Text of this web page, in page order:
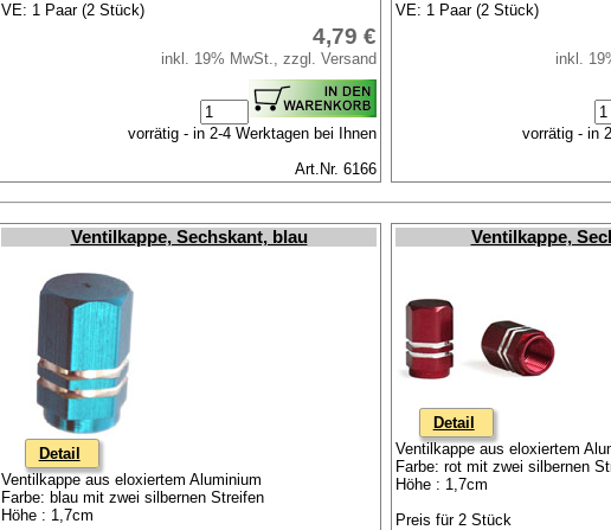
VE: 1 Paar (2 Stück)
4,79 €
inkl. 19% MwSt., zzgl. Versand
vorrätig - in 2-4 Werktagen bei Ihnen
Art.Nr. 6166
VE: 1 Paar (2 Stück)
inkl.
vorrätig - in
Ventilkappe, Sechskant, blau
Detail
Ventilkappe aus eloxiertem Aluminium
Farbe: blau mit zwei silbernen Streifen
Höhe : 1,7cm
Ventilkappe,
Detail
Ventilkappe aus eloxiertem
Farbe: rot mit zwei silbernen
Höhe : 1,7cm
Preis für 2 Stück